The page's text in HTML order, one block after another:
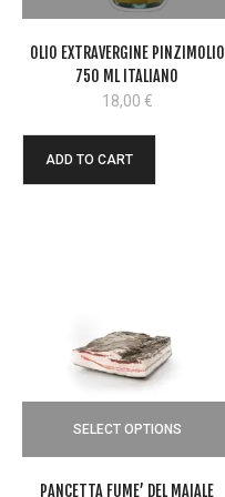
OLIO EXTRAVERGINE PINZIMOLIO
750 ML ITALIANO
18,00 €
ADD TO CART
SELECT OPTIONS
PANCETTA FUME’ DEL MAIALE